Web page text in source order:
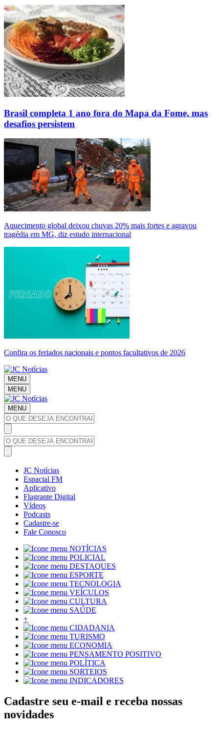
Brasil completa 1 ano fora do Mapa da Fome, mas
desafios persistem
Aquecimento global deixou chuvas 20% mais fortes e agravou
tragédia em MG, diz estudo internacional
Confira os feriados nacionais e pontos facultativos de 2026
MENU
MENU
MENU
JC Notícias
Espacial FM
Aplicativo
Flagrante Digital
Vídeos
Podcasts
Cadastre-se
Fale Conosco
NOTÍCIAS
POLICIAL
DESTAQUES
ESPORTE
TECNOLOGIA
VEÍCULOS
CULTURA
SAÚDE
+
CIDADANIA
TURISMO
ECONOMIA
PENSAMENTO POSITIVO
POLÍTICA
SORTEIOS
INDICADORES
Cadastre seu e-mail e receba nossas
novidades